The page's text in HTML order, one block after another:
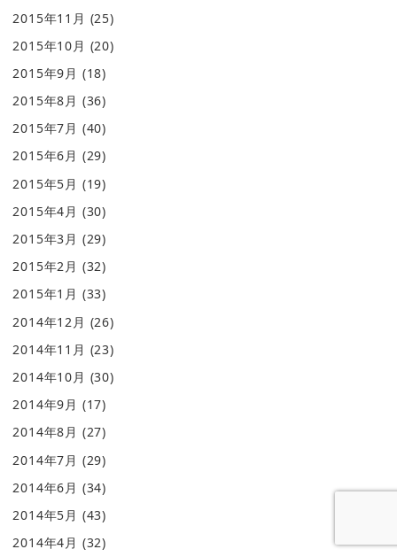
2015年11月 (25)
2015年10月 (20)
2015年9月 (18)
2015年8月 (36)
2015年7月 (40)
2015年6月 (29)
2015年5月 (19)
2015年4月 (30)
2015年3月 (29)
2015年2月 (32)
2015年1月 (33)
2014年12月 (26)
2014年11月 (23)
2014年10月 (30)
2014年9月 (17)
2014年8月 (27)
2014年7月 (29)
2014年6月 (34)
2014年5月 (43)
2014年4月 (32)